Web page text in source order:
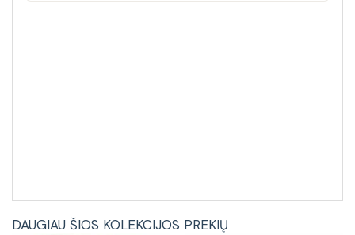
DAUGIAU ŠIOS KOLEKCIJOS PREKIŲ